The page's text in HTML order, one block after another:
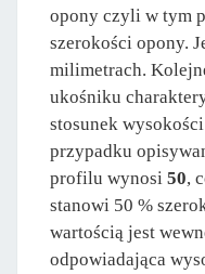
opony czyli w tym
szerokości opony.
milimetrach.
ukośniku
stosunek
przypadku
profilu wynosi 50,
stanowi 50 %
wartością jest
odpowiadająca